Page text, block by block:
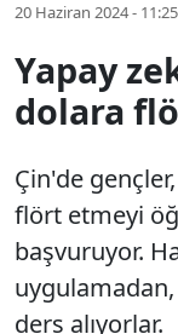
20 Haziran 2024 - 11:25
Yapay
dolara
Çin'de
flört etmeyi
başvuruyor.
uygulamadan,
ders alıyorlar.